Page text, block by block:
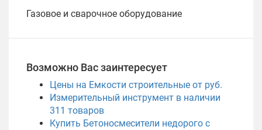
Газовое и сварочное оборудование
Возможно Вас заинтересует
Цены на Емкости строительные от руб.
Измерительный инструмент в наличии
311 товаров
Купить Бетоносмесители недорого с